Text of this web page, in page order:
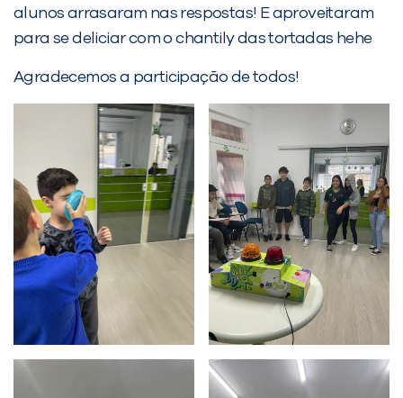
alunos arrasaram nas respostas! E aproveitaram
para se deliciar com o chantily das tortadas hehe
Agradecemos a participação de todos!
Desculpe!
Não encontramos nenhuma unidade
inFlux nesta cidade ou bairro que
Preencha com seus dados abaixo e
já vamos te colocar em contato
com a: